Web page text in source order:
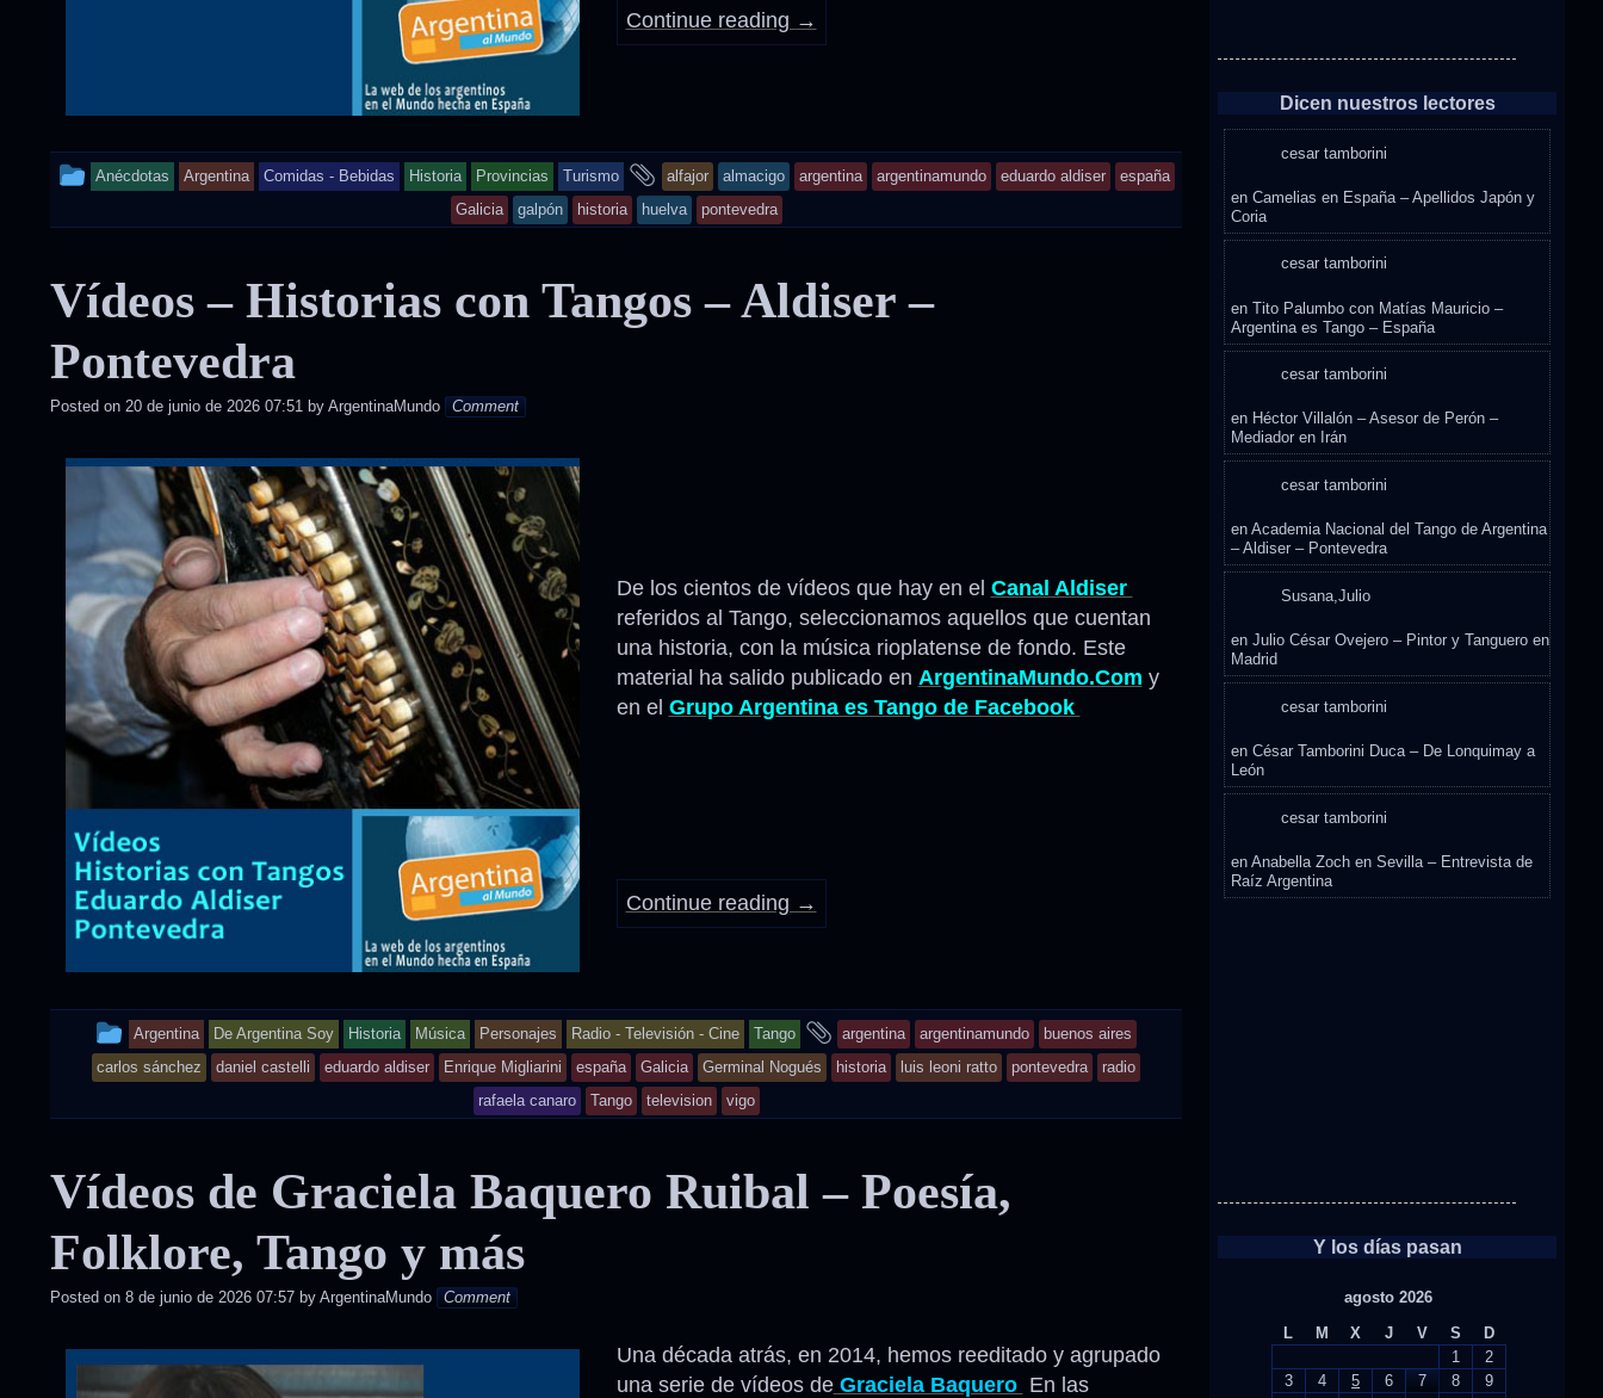
Continue reading →
This
posted
Anécdotas Argentina Comidas - Bebidas Historia Provincias Turismo
and
tagged
alfajor almacigo argentina argentinamundo eduardo aldiser
españa
Galicia
galpón historia huelva pontevedra
Vídeos – Historias con Tangos – Aldiser –
Pontevedra
Posted on 20 de junio de 2026 07:51 by ArgentinaMundo Comment
De los cientos de vídeos que hay en el Canal Aldiser
referidos al Tango, seleccionamos aquellos que cuentan
una historia, con la música rioplatense de fondo. Este
material ha salido publicado en ArgentinaMundo.Com y
en el Grupo Argentina es Tango de Facebook
Continue reading →
This
entry
in
Argentina De Argentina Soy Historia Música Personajes Radio - Televisión - Cine Tango
and
tagged
argentina argentinamundo
buenos aires
carlos sánchez
daniel castelli eduardo aldiser Enrique Migliarini españa Galicia Germinal Nogués historia luis leoni ratto pontevedra
radio
rafaela canaro
Tango television vigo
Vídeos de Graciela Baquero Ruibal – Poesía,
Folklore, Tango y más
Posted on 8 de junio de 2026 07:57 by ArgentinaMundo Comment
Una década atrás, en 2014, hemos reeditado y agrupado
una serie de vídeos deGraciela Baquero En las
Dicen nuestros lectores
cesar tamborini
enCamelias en España – Apellidos Japón y
Coria
cesar tamborini
enTito Palumbo con Matías Mauricio –
Argentina es Tango – España
cesar tamborini
en Héctor Villalón – Asesor de Perón –
Mediador en Irán
cesar tamborini
enAcademia Nacional del Tango de Argentina
– Aldiser – Pontevedra
Susana,Julio
enJulio César Ovejero – Pintor y Tanguero en
Madrid
cesar tamborini
enCésar Tamborini Duca – De Lonquimay a
León
cesar tamborini
enAnabella Zoch en Sevilla – Entrevista de
Raíz Argentina
Y los días pasan
agosto 2026
L
M X J V S
D
1
2
3
4 5 6 7 8
9